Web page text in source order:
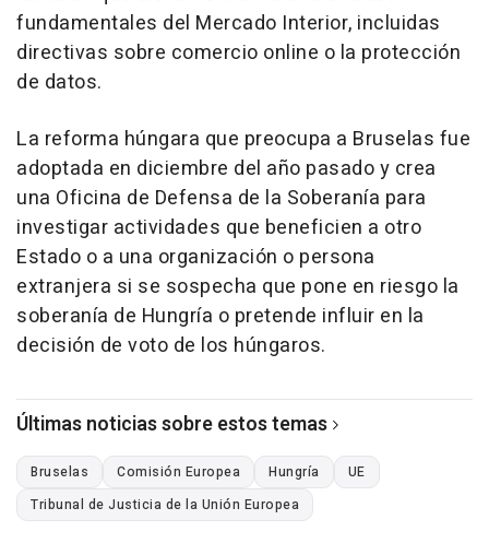
fundamentales del Mercado Interior, incluidas
directivas sobre comercio online o la protección
de datos.
La reforma húngara que preocupa a Bruselas fue
adoptada en diciembre del año pasado y crea
una Oficina de Defensa de la Soberanía para
investigar actividades que beneficien a otro
Estado o a una organización o persona
extranjera si se sospecha que pone en riesgo la
soberanía de Hungría o pretende influir en la
decisión de voto de los húngaros.
Últimas noticias sobre estos temas
Bruselas Comisión Europea Hungría
UE
Tribunal de Justicia de la Unión Europea